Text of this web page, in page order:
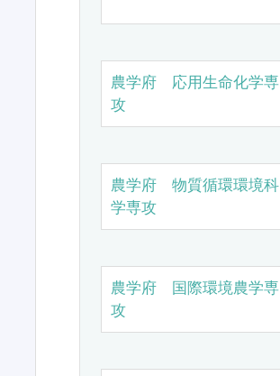
農学府 応用生命化学専
攻
農学府 物質循環環境科
学専攻
農学府 国際環境農学専
攻